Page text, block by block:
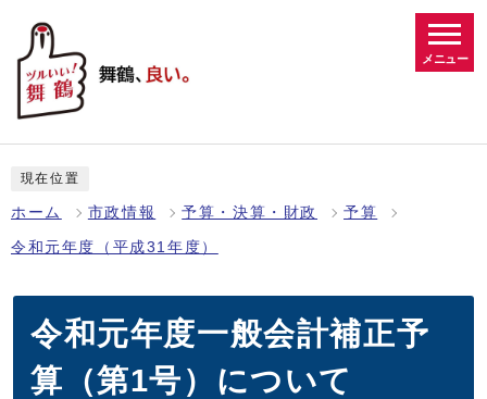
メニュー
現在位置
ホーム 市政情報 予算・決算・財政 予算
令和元年度（平成31年度）
令和元年度一般会計補正予
算（第1号）について